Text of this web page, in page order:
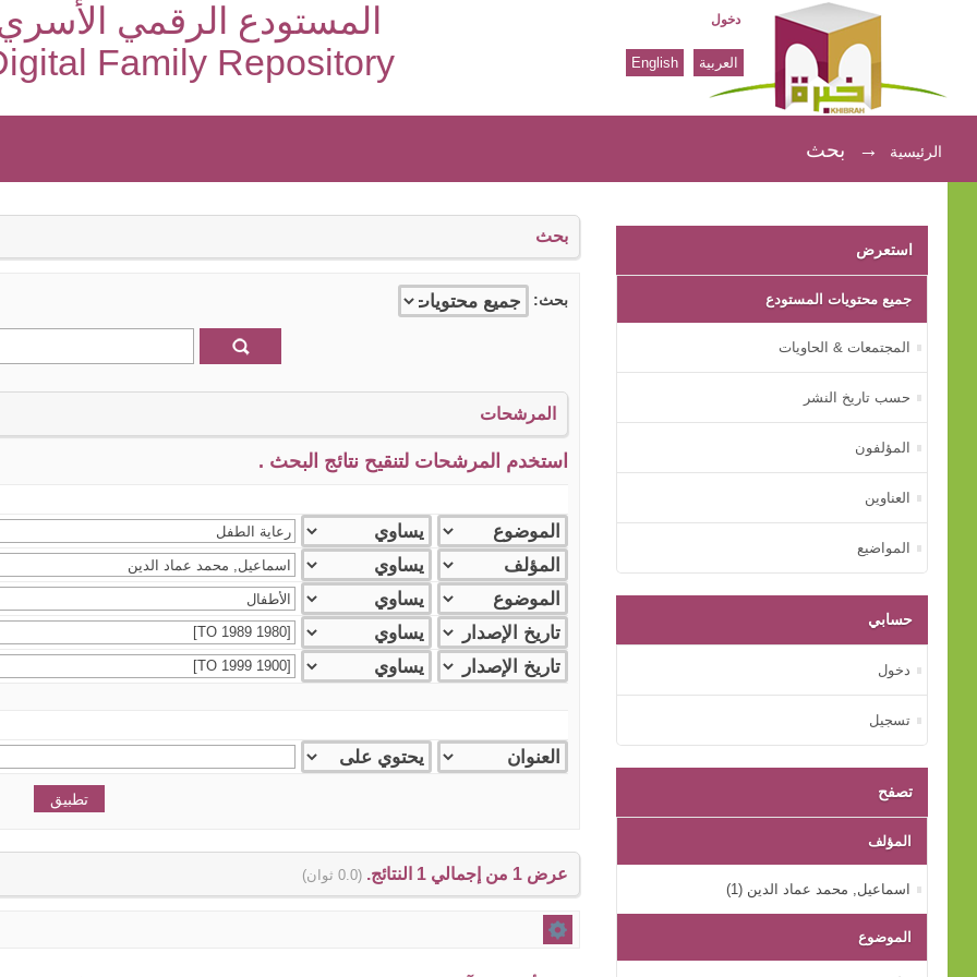
المستودع الرقمي
Family Repository
بحث
دخول
العربية English
الرئيسية → بحث
بحث
بحث:
المرشحات
استخدم المرشحات لتنقيح نتائج البحث .
عرض 1 من إجمالي 1 النتائج. (0.0 ثوان)
استعرض
جميع محتويات المستودع
المجتمعات & الحاويات
حسب تاريخ النشر
المؤلفون
العناوين
المواضيع
حسابي
دخول
تسجيل
تصفح
المؤلف
اﺳﻤﺎﻋﻴﻞ, ﻣﺤﻤﺪ ﻋﻤﺎد اﻟﺪﻳﻦ (1)
الموضوع